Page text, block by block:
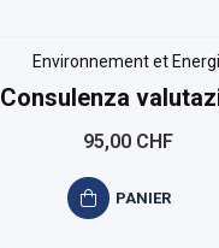
Environnement et
Consulenza
ambientale ISO
95,00 CHF
PANIER